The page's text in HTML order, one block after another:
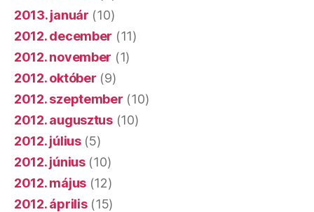
2013. január (10)
2012. december (11)
2012. november (1)
2012. október (9)
2012. szeptember (10)
2012. augusztus(10)
2012. július(5)
2012. június(10)
2012. május (12)
2012. április(15)